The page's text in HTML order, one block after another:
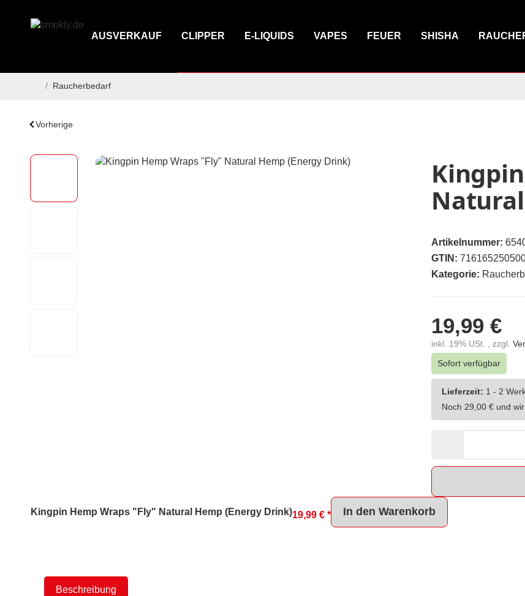
AUSVERKAUF CLIPPER E-LIQUIDS VAPES FEUER SHISHA
/ Raucherbedarf
Vorherige
Artikelnummer:
GTIN:
Kategorie:
19,99 €
inkl. 19% USt. , zzgl.
Sofort verfügbar
Lieferzeit: 1 - 2
Noch 29,00 € und
Kingpin Hemp Wraps "Fly" Natural Hemp (Energy Drink)19,99 € * In den Warenkorb
Beschreibung